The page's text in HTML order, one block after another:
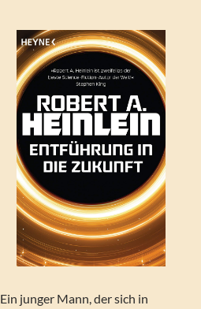
junger Mann, der sich in